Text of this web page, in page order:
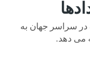
مختلف در سراسر جهان به
می دهد.